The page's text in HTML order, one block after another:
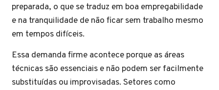
preparada, o que se traduz em boa empregabilidade
e na tranquilidade de não ficar sem trabalho mesmo
em tempos difíceis.
Essa demanda firme acontece porque as áreas
técnicas são essenciais e não podem ser facilmente
substituídas ou improvisadas. Setores como